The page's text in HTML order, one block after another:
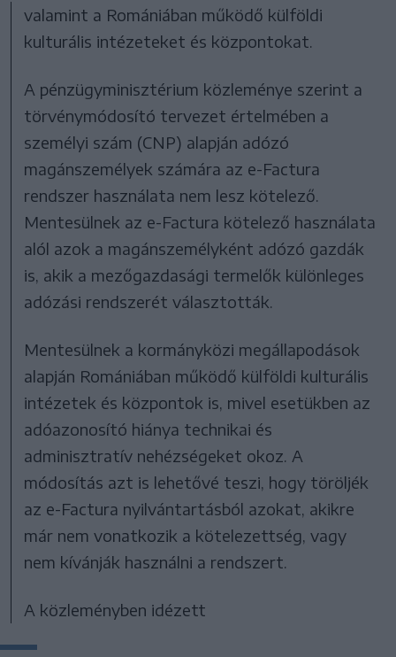
valamint a Romániában működő külföldi
kulturális intézeteket és központokat.
A pénzügyminisztérium közleménye szerint a
törvénymódosító tervezet értelmében a
személyi szám (CNP) alapján adózó
magánszemélyek számára az e-Factura
rendszer használata nem lesz kötelező.
Mentesülnek az e-Factura kötelező használata
alól azok a magánszemélyként adózó gazdák
is, akik a mezőgazdasági termelők különleges
adózási rendszerét választották.
Mentesülnek a kormányközi megállapodások
alapján Romániában működő külföldi kulturális
intézetek és központok is, mivel esetükben az
adóazonosító hiánya technikai és
adminisztratív nehézségeket okoz. A
módosítás azt is lehetővé teszi, hogy töröljék
az e-Factura nyilvántartásból azokat, akikre
már nem vonatkozik a kötelezettség, vagy
nem kívánják használni a rendszert.
A közleményben idézett